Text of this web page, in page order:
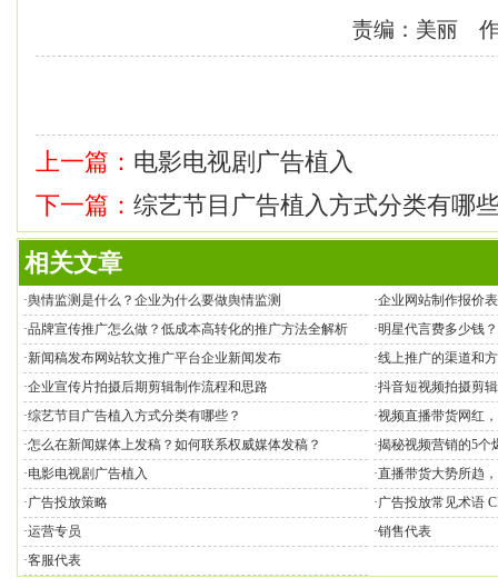
责编：美丽
上一篇： 电影电视剧广告植入
下一篇： 综艺节目广告植入方式分类有哪
相关文章
·舆情监测是什么？企业为什么要做舆情监测 ·企业网站制作报价
·品牌宣传推广怎么做？低成本高转化的推广方法全解析 ·明星代言费多少钱
·新闻稿发布网站软文推广平台企业新闻发布 ·线上推广的渠道和
·企业宣传片拍摄后期剪辑制作流程和思路 ·抖音短视频拍摄剪
·综艺节目广告植入方式分类有哪些？ ·视频直播带货网红
亿市场？
·怎么在新闻媒体上发稿？如何联系权威媒体发稿？ ·揭秘视频营销的5个
·电影电视剧广告植入 ·直播带货大势所趋
·广告投放策略 ·广告投放常见术语
·运营专员 ·销售代表
·客服代表